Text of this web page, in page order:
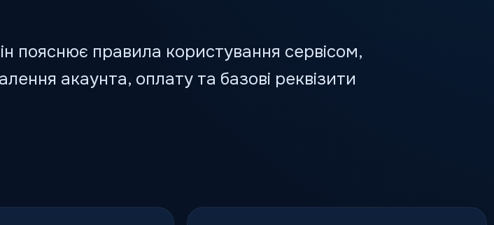
пояснює правила користування сервісом,
акаунта, оплату та базові реквізити